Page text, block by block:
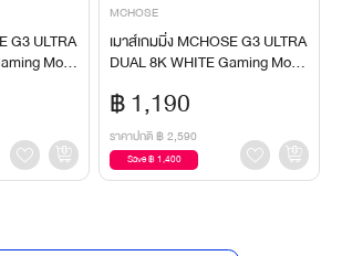
G3 ULTRA
Mous
MCHOSE
เมาส์เกมมิ่ง MCHOSE G3 ULTRA
DUAL 8K WHITE Gaming Mous
฿ 1,190
ราคาปกติ ฿ 2,590
Save ฿ 1,400